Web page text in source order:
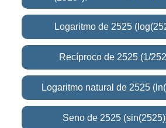
Logaritmo de 2525
Recíproco de 2525 (1/
Logaritmo natural de 2525
Seno de 2525